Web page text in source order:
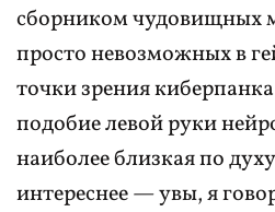
сборником чудовищных
просто невозможных в
точки зрения
подобие левой руки
наиболее близкая по
интереснее — увы, я